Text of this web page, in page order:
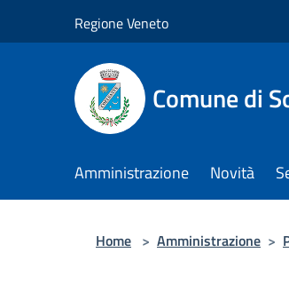
Regione Veneto
Comune di
Amministrazione Novità
Home > Amministrazione >